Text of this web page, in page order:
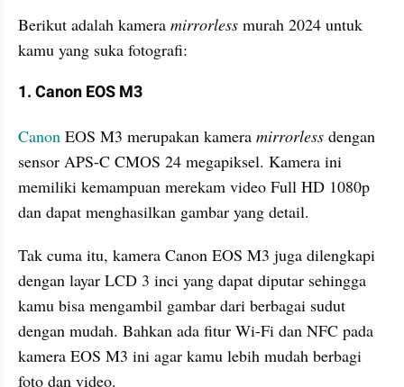
Berikut adalah kamera mirrorless murah 2024 untuk
kamu yang suka fotografi:
1. Canon EOS M3
Canon EOS M3 merupakan kamera mirrorless dengan
sensor APS-C CMOS 24 megapiksel. Kamera ini
memiliki kemampuan merekam video Full HD 1080p
dan dapat menghasilkan gambar yang detail.
Tak cuma itu, kamera Canon EOS M3 juga dilengkapi
dengan layar LCD 3 inci yang dapat diputar sehingga
kamu bisa mengambil gambar dari berbagai sudut
dengan mudah. Bahkan ada fitur Wi-Fi dan NFC pada
kamera EOS M3 ini agar kamu lebih mudah berbagi
foto dan video.